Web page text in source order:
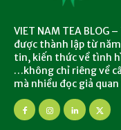
VIET NAM TEA BLOG
được thành lập từ
tin, kiến thức về tình
…không chỉ riêng về
mà nhiều đọc giả